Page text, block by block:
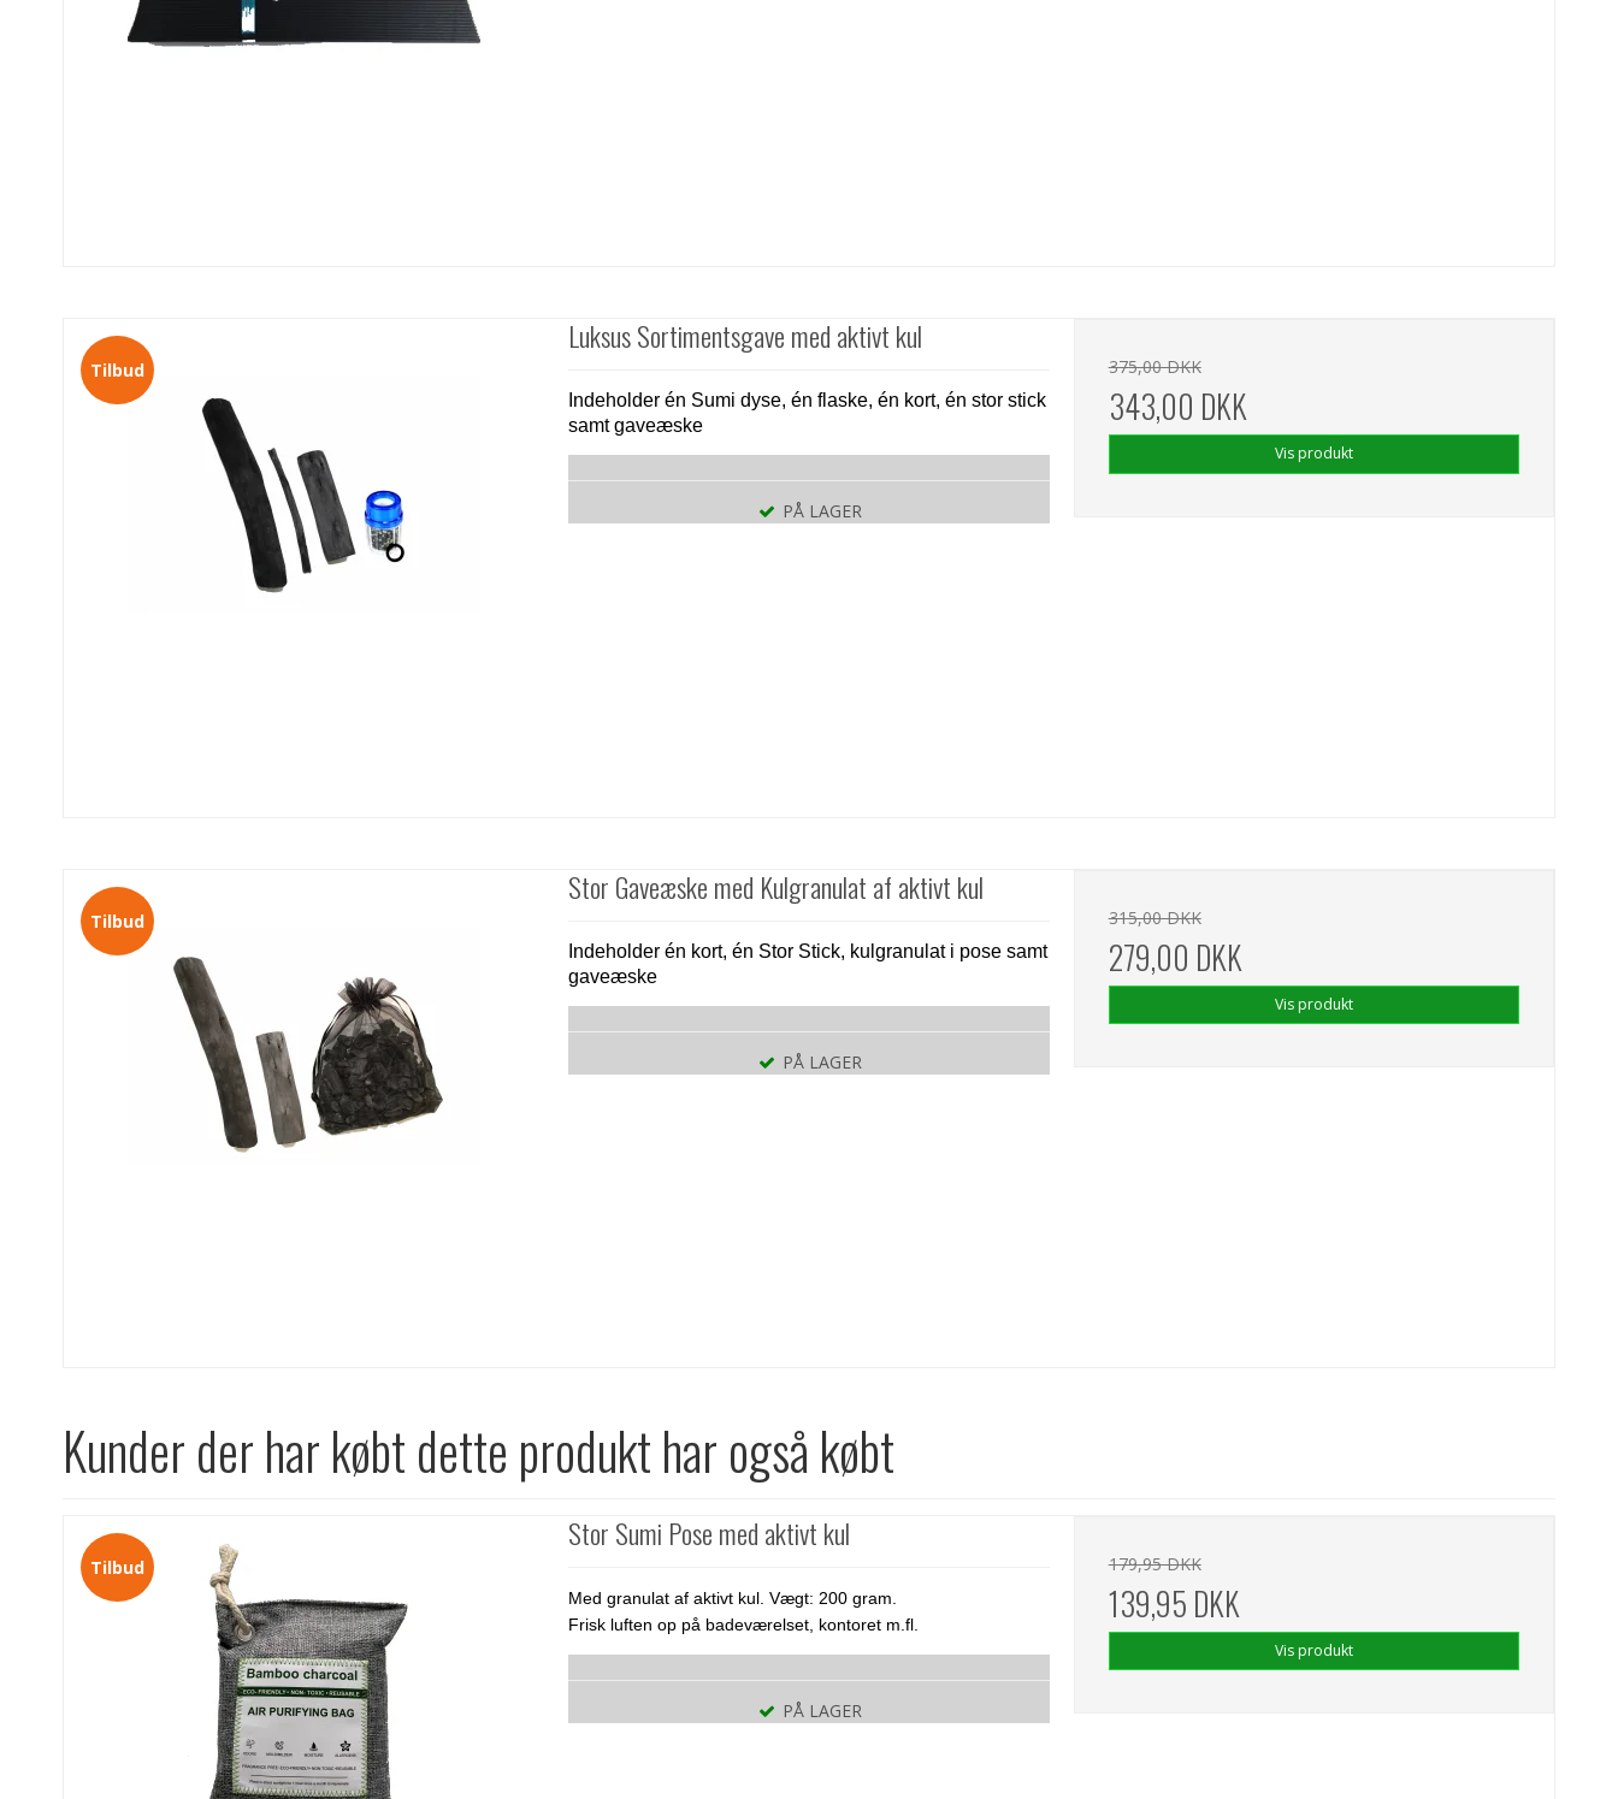
Tilbud
Luksus Sortimentsgave med aktivt kul
Indeholder én Sumi dyse, én flaske, én kort, én stor stick
samt gaveæske
PÅ LAGER
375,00 DKK
343,00 DKK
Vis produkt
Tilbud
Stor Gaveæske med Kulgranulat af aktivt kul
Indeholder én kort, én Stor Stick, kulgranulat i pose samt
gaveæske
PÅ LAGER
315,00 DKK
279,00 DKK
Vis produkt
Kunder der har købt dette produkt har også købt
Tilbud
Stor Sumi Pose med aktivt kul
Med granulat af aktivt kul. Vægt: 200 gram.
Frisk luften op på badeværelset, kontoret m.fl.
PÅ LAGER
179,95 DKK
139,95 DKK
Vis produkt